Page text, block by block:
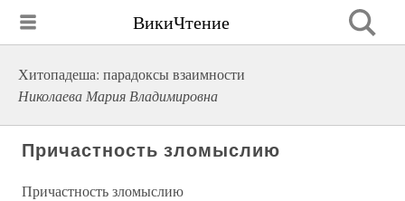
ВикиЧтение
Хитопадеша: парадоксы взаимности
Николаева Мария Владимировна
Причастность зломыслию
Причастность зломыслию